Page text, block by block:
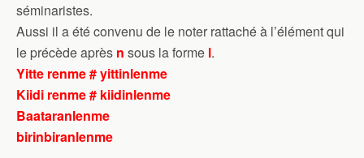
séminaristes.
Aussi il a été convenu de le noter rattaché à l’élément qui
le précède après n sous la forme l.
Yitte renme#yittinlenme
Kiidi renme # kiidinlenme
Baataranlenme
birinbiranlenme